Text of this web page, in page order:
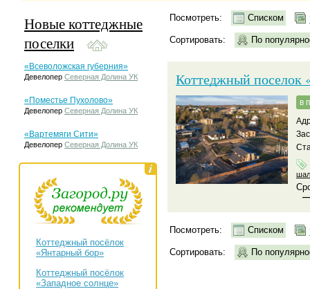
Новые коттеджные
поселки
«Всеволожская губерния»
Девелопер Северная Долина УК
«Поместье Пухолово»
Девелопер Северная Долина УК
«Вартемяги Сити»
Девелопер Северная Долина УК
Коттеджный посёлок
«Янтарный бор»
Коттеджный посёлок
«Западное солнце»
Посмотреть: Списком
Сортировать: По
Коттеджный поселок
в
—
Посмотреть: Списком
Сортировать: По